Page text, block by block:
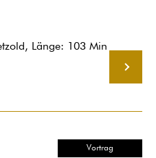
Länge: 103 Min
Vortrag